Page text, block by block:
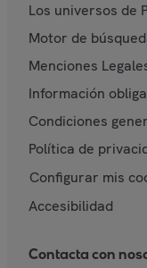
Los universos de
Motor de
Menciones
Información
Condiciones
Política de
Configurar mis
Accesibilidad
Contacta con